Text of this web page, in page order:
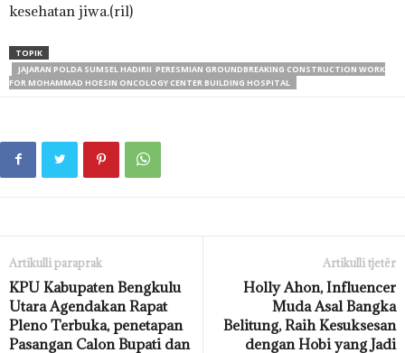
kesehatan jiwa.(ril)
TOPIK
JAJARAN POLDA SUMSEL HADIRII PERESMIAN GROUNDBREAKING CONSTRUCTION WORK
FOR MOHAMMAD HOESIN ONCOLOGY CENTER BUILDING HOSPITAL
Artikulli paraprak
KPU Kabupaten Bengkulu
Utara Agendakan Rapat
Pleno Terbuka, penetapan
Pasangan Calon Bupati dan
Artikulli tjetër
Holly Ahon, Influencer
Muda Asal Bangka
Belitung, Raih Kesuksesan
dengan Hobi yang Jadi